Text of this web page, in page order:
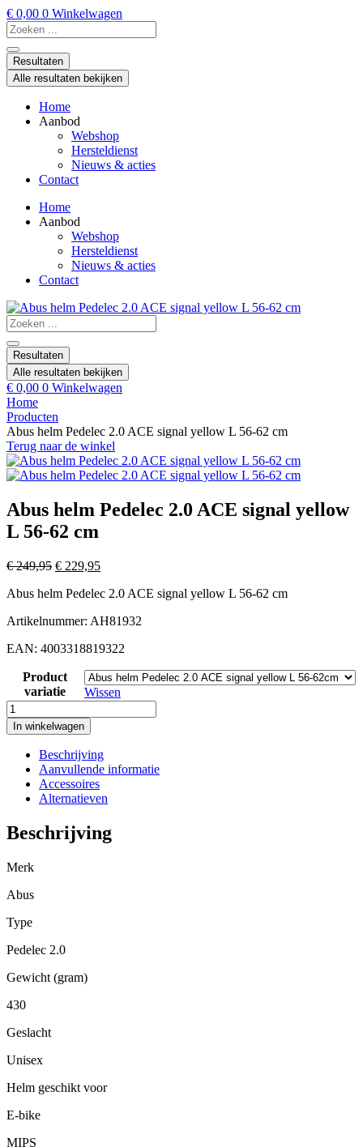
Ga
naar
de
inhoud
€ 0,00 0 Winkelwagen
Search
...
Resultaten
Alle resultaten bekijken
Home
Aanbod
Webshop
Hersteldienst
Nieuws & acties
Contact
Home
Aanbod
Webshop
Hersteldienst
Nieuws & acties
Contact
Search
...
Resultaten
Alle resultaten bekijken
€ 0,00 0 Winkelwagen
Home
Producten
Abus helm Pedelec 2.0 ACE signal yellow L 56-62 cm
Terug naar de winkel
Abus helm Pedelec 2.0 ACE signal yellow
L 56-62 cm
€249,95 Oorspronkelijke
was:
€ 229,95Huidige
is:
Abus helm Pedelec 2.0 ACE signal yellow L 56-62 cm
Artikelnummer: AH81932
EAN: 4003318819322
Product
variatie
Wissen
Abus
helm
Pedelec
ACE
signal
yellow
56-
62
aantal
In winkelwagen
Beschrijving
Aanvullende informatie
Accessoires
Alternatieven
Beschrijving
Merk
Abus
Type
Pedelec 2.0
Gewicht (gram)
430
Geslacht
Unisex
Helm geschikt voor
E-bike
MIPS